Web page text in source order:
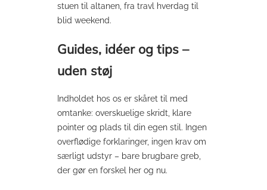
stuen til altanen, fra travl hverdag til
blid weekend.
Guides, idéer og tips –
uden støj
Indholdet hos os er skåret til med
omtanke: overskuelige skridt, klare
pointer og plads til din egen stil. Ingen
overflødige forklaringer, ingen krav om
særligt udstyr – bare brugbare greb,
der gør en forskel her og nu.